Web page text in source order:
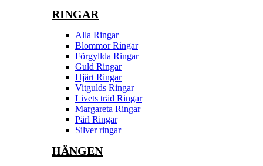
RINGAR
Alla Ringar
Blommor Ringar
Förgyllda Ringar
Guld Ringar
Hjärt Ringar
Vitgulds Ringar
Livets träd Ringar
Margareta Ringar
Pärl Ringar
Silver ringar
HÄNGEN